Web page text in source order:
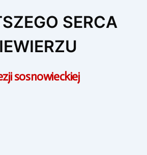
SERCA
sosnowieckiej